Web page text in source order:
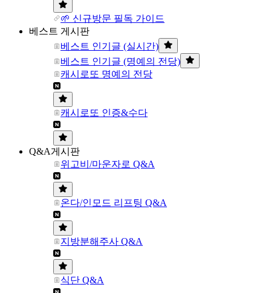
🌱 신규방문 필독 가이드
베스트 게시판
베스트 인기글 (실시간)
베스트 인기글 (명예의 전당)
캐시로또 명예의 전당
캐시로또 인증&수다
Q&A게시판
위고비/마운자로 Q&A
온다/인모드 리프팅 Q&A
지방분해주사 Q&A
식단 Q&A